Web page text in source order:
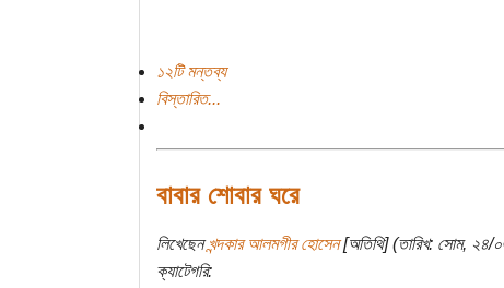
১২টি মন্তব্য
বিস্তারিত...
বাবার শোবার ঘরে
লিখেছেনখন্দকার আলমগীর হোসেন[অতিথি] (তারিখ: সোম, ২৪/
ক্যাটেগরি: